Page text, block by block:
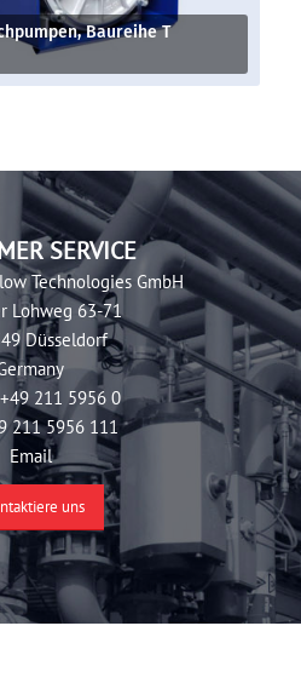
Baureihe T
SERVICE
Technologies GmbH
Lohweg 63-71
Düsseldorf
+49 211 5956 0
211 5956 111
Email
uns